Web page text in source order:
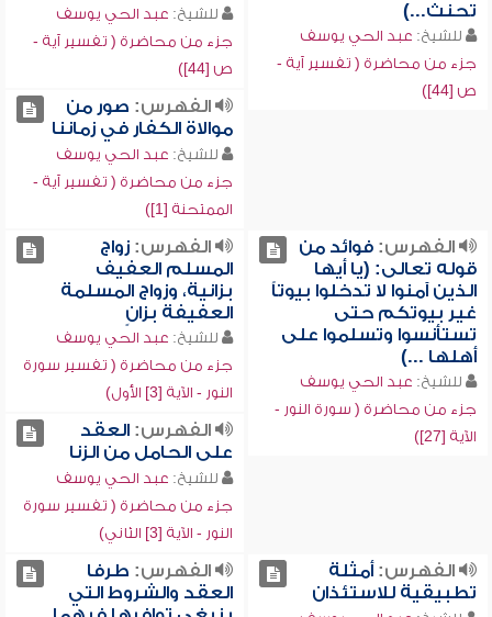
تحنث...)
للشيخ: عبد الحي يوسف
جزء من محاضرة ( تفسير آية -
ص [44])
للشيخ: عبد الحي يوسف
جزء من محاضرة ( تفسير آية -
ص [44])
الفهرس: صور من
موالاة الكفار في زماننا
للشيخ: عبد الحي يوسف
جزء من محاضرة ( تفسير آية -
الممتحنة [1])
الفهرس:فوائد من
قوله تعالى: (يا أيها
الذين آمنوا لا تدخلوا بيوتاً
غير بيوتكم حتى
تستأنسوا وتسلموا على
أهلها ...)
للشيخ: عبد الحي يوسف
جزء من محاضرة ( سورة النور -
الآية [27])
الفهرس:زواج
المسلم العفيف
بزانية، وزواج المسلمة
العفيفة بزانٍ
للشيخ: عبد الحي يوسف
جزء من محاضرة ( تفسير سورة
النور - الآية [3] الأول)
الفهرس:العقد
على الحامل من الزنا
للشيخ: عبد الحي يوسف
جزء من محاضرة ( تفسير سورة
النور - الآية [3] الثاني)
الفهرس:أمثلة
تطبيقية للاستئذان
الفهرس: طرفا
العقد والشروط التي